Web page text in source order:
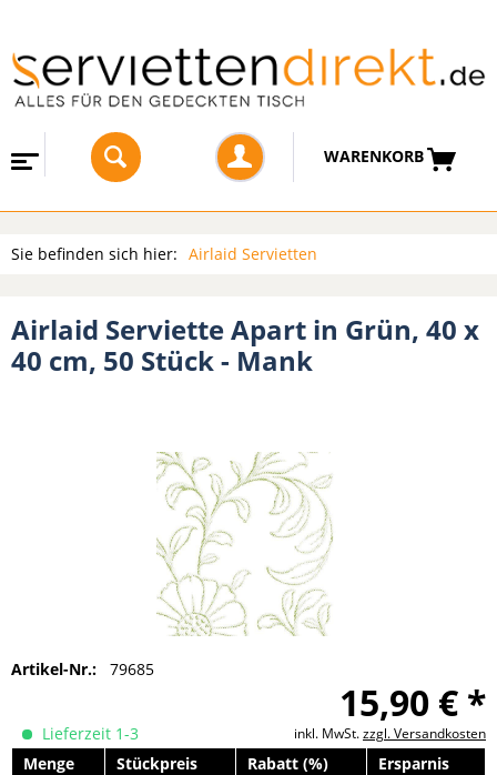
WARENKORB
Sie befinden sich hier: Airlaid Servietten
Airlaid Serviette Apart in Grün, 40 x
40 cm, 50 Stück - Mank
Artikel-Nr.: 79685
15,90 € *
inkl. MwSt.zzgl. Versandkosten
Lieferzeit 1-3
Menge
Stückpreis Rabatt (%)
Ersparnis